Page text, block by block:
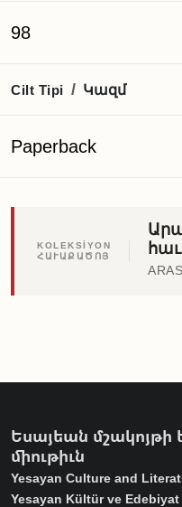
98
Cilt Tipi / Կազմ
Paperback
KOLEKSİYON
ՀԱՒԱՔԱԾՈՅ
Եսայեան մշակոյթի
միութիւն
Yesayan Culture and
Yesayan Kültür ve Edebiyat